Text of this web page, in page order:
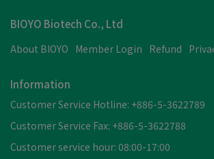
BIOYO Biotech Co., Ltd
About BIOYO Member Login Refund
Information
Customer Service Hotline: +886-5-3622789
Customer Service Fax: +886-5-3622788
Customer service hour: 08:00-17:00